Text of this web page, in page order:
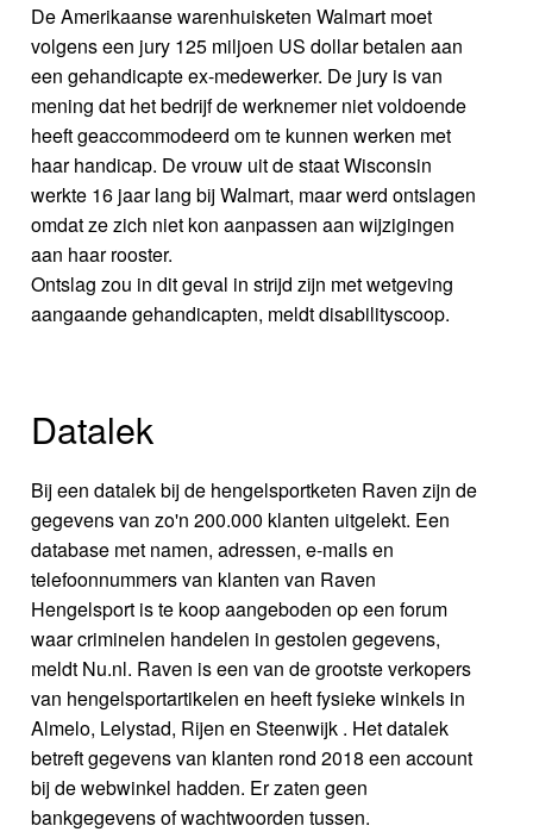
De Amerikaanse warenhuisketen Walmart moet
volgens een jury 125 miljoen US dollar betalen aan
een gehandicapte ex-medewerker. De jury is van
mening dat het bedrijf de werknemer niet voldoende
heeft geaccommodeerd om te kunnen werken met
haar handicap. De vrouw uit de staat Wisconsin
werkte 16 jaar lang bij Walmart, maar werd ontslagen
omdat ze zich niet kon aanpassen aan wijzigingen
aan haar rooster.
Ontslag zou in dit geval in strijd zijn met wetgeving
aangaande gehandicapten, meldt disabilityscoop.
Datalek
Bij een datalek bij de hengelsportketen Raven zijn de
gegevens van zo'n 200.000 klanten uitgelekt. Een
database met namen, adressen, e-mails en
telefoonnummers van klanten van Raven
Hengelsport is te koop aangeboden op een forum
waar criminelen handelen in gestolen gegevens,
meldt Nu.nl. Raven is een van de grootste verkopers
van hengelsportartikelen en heeft fysieke winkels in
Almelo, Lelystad, Rijen en Steenwijk . Het datalek
betreft gegevens van klanten rond 2018 een account
bij de webwinkel hadden. Er zaten geen
bankgegevens of wachtwoorden tussen.